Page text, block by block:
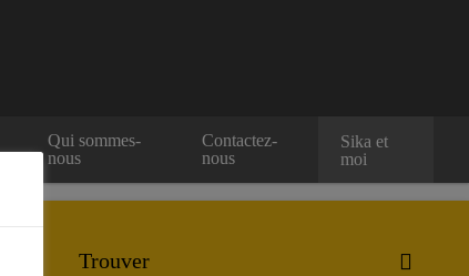
Qui sommes-
nous
Contactez-
nous
Sika et
moi